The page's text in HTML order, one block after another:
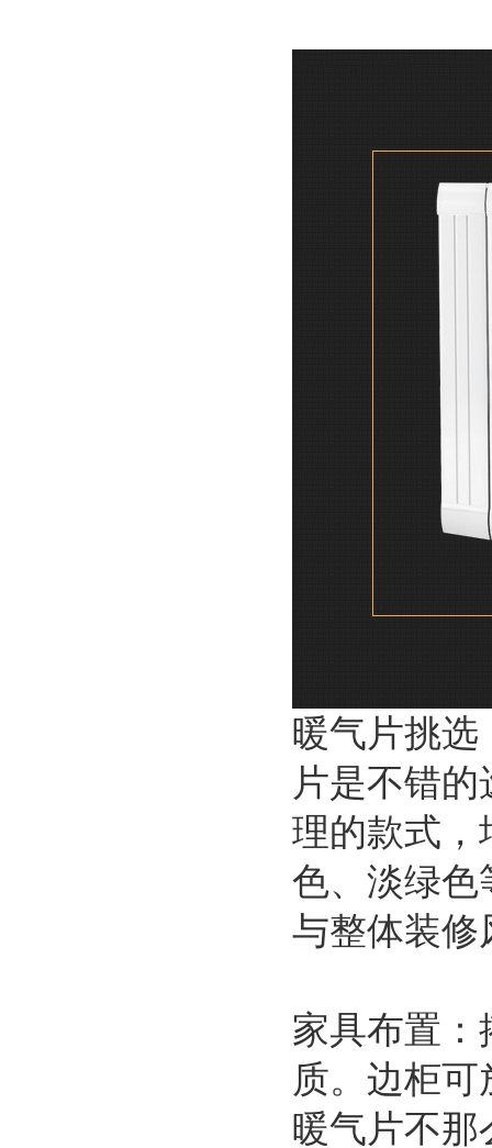
暖气片挑
片是不错
理的款式，
色、淡绿色
与整体装修
家具布置：
质。边柜
暖气片不